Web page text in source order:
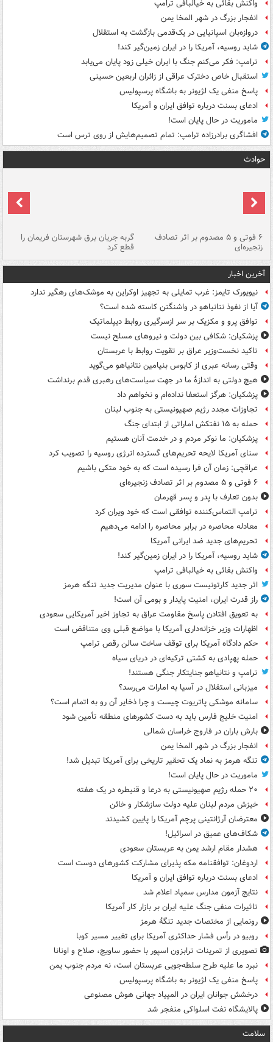
واکنش بقائی به خیالبافی ترامپ
انفجار بزرگ در شهر المخا یمن
دروازه‌بان اسپانیایی در یک‌قدمی بازگشت به استقلال
شاید روسیه، آمریکا را در ایران زمین‌گیر کند!
ترامپ: فکر می‌کنم جنگ با ایران خیلی زود پایان می‌یابد
استقبال خاص دخترک عراقی از زائران اربعین حسینی
پاسخ منفی یک لژیونر به باشگاه پرسپولیس
ادعای بسنت درباره توافق ایران و آمریکا
ماموریت در حال پایان است!
افشاگری برادرزاده ترامپ: تمام تصمیم‌هایش از روی ترس است
حوادث
۶ فوتی و ۵ مصدوم بر اثر تصادف
زنجیره‌ای
گربه جریان برق شهرستان فریمان را
قطع کرد
آخرین اخبار
نیویورک تایمز: غرب تمایلی به تجهیز اوکراین به موشک‌های رهگیر ندارد
آیا از نفوذ نتانیاهو در واشنگتن کاسته شده است؟
توافق پرو و مکزیک بر سر ازسرگیری روابط دیپلماتیک
پزشکیان: شکافی بین دولت و نیروهای مسلح نیست
تاکید نخست‌وزیر عراق بر تقویت روابط با عربستان
وقتی رسانه عبری از کابوس بنیامین نتانیاهو می‌گوید
هیچ دولتی به اندازۀ ما در جهت سیاست‌های رهبری قدم برنداشت
پزشکیان: هرگز استعفا نداده‌ام و نخواهم داد
تجاوزات مجدد رژیم صهیونیستی به جنوب لبنان
حمله به ۱۵ نفتکش‌ اماراتی از ابتدای جنگ
پزشکیان: ما نوکر مردم و در خدمت آنان هستیم
سنای آمریکا لایحه تحریم‌های گسترده انرژی روسیه را تصویب کرد
عراقچی: زمان آن فرا رسیده است که به خود متکی باشیم
۶ فوتی و ۵ مصدوم بر اثر تصادف زنجیره‌ای
بدون تعارف با پدر و پسر قهرمان
ترامپ التماس‌کننده توافقی است که خود ویران کرد
معادله محاصره در برابر محاصره را ادامه می‌دهیم
تحریم‌های جدید ضد ایرانی آمریکا
شاید روسیه، آمریکا را در ایران زمین‌گیر کند!
واکنش بقائی به خیالبافی ترامپ
اثر جدید کارتونیست سوری با عنوان مدیریت جدید تنگه هرمز
راز قدرت ایران، امنیت پایدار و بومی آن است!
به تعویق افتادن پاسخ مقاومت عراق به تجاوز اخیر آمریکایی سعودی
اظهارات وزیر خزانه‌داری آمریکا با مواضع قبلی وی متناقض است
حکم دادگاه آمریکا برای توقف ساخت سالن رقص ترامپ
حمله پهپادی به کشتی ترکیه‌ای در دریای سیاه
ترامپ و نتانیاهو جنایتکار جنگی هستند!
میزبانی استقلال در آسیا به امارات می‌رسد؟
سامانه موشکی پاتریوت چیست و چرا ذخایر آن رو به اتمام است؟
امنیت خلیج فارس باید به دست کشورهای منطقه تأمین شود
بارش باران در فاروج خراسان شمالی
انفجار بزرگ در شهر المخا یمن
تنگه هرمز به نماد یک تحقیر تاریخی برای آمریکا تبدیل شد!
ماموریت در حال پایان است!
۲۰ حمله رژیم صهیونیستی به درعا و قنیطره در یک هفته
خیزش مردم لبنان علیه دولت سازشکار و خائن
معترضان آرژانتینی پرچم آمریکا را پایین کشیدند
شکاف‌های عمیق در اسرائیل!
هشدار مقام ارشد یمن به عربستان سعودی
اردوغان: توافقنامه مکه پذیرای مشارکت کشورهای دوست است
ادعای بسنت درباره توافق ایران و آمریکا
نتایج آزمون مدارس سمپاد اعلام شد
تاثیرات منفی جنگ علیه ایران بر بازار کار آمریکا
رونمایی از مختصات جدید تنگۀ هرمز
روبیو در رأس فشار حداکثری آمریکا برای تغییر مسیر کوبا
تصویری از تمرینات ترابزون اسپور با حضور ساویچ، صلاح و اونانا
نبرد ما علیه طرح سلطه‌جویی عربستان است، نه مردم جنوب یمن
پاسخ منفی یک لژیونر به باشگاه پرسپولیس
درخشش جوانان ایران در المپیاد جهانی هوش مصنوعی
پالایشگاه نفت اسلواکی منفجر شد
سلامت